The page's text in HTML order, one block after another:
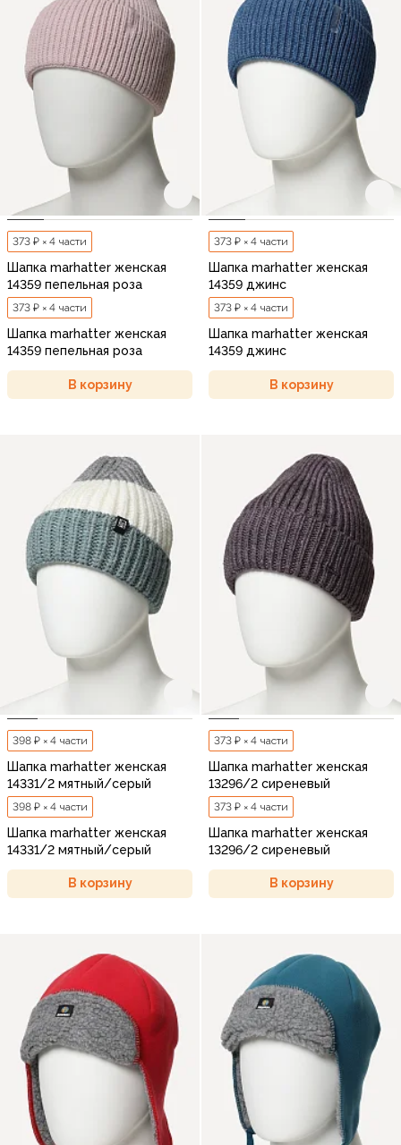
373 ₽ × 4 части
Шапка marhatter женская
14359 пепельная роза
373 ₽ × 4 части
Шапка marhatter женская
14359 пепельная роза
В корзину
373 ₽ × 4 части
Шапка marhatter женская
14359 джинс
373 ₽ × 4 части
Шапка marhatter женская
14359 джинс
В корзину
398 ₽ × 4 части
Шапка marhatter женская
14331/2 мятный/серый
398 ₽ × 4 части
Шапка marhatter женская
14331/2 мятный/серый
В корзину
373 ₽ × 4 части
Шапка marhatter женская
13296/2 сиреневый
373 ₽ × 4 части
Шапка marhatter женская
13296/2 сиреневый
В корзину